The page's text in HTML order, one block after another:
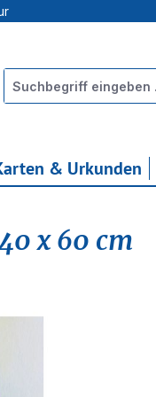
& Urkunden
x 60 cm